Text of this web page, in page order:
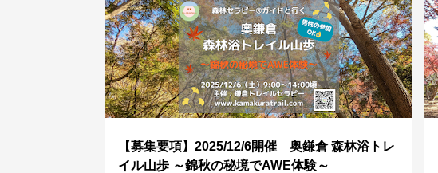
【募集要項】2025/12/6開催 奥鎌倉 森林浴トレ
イル山歩 ～錦秋の秘境でAWE体験～
募集要項